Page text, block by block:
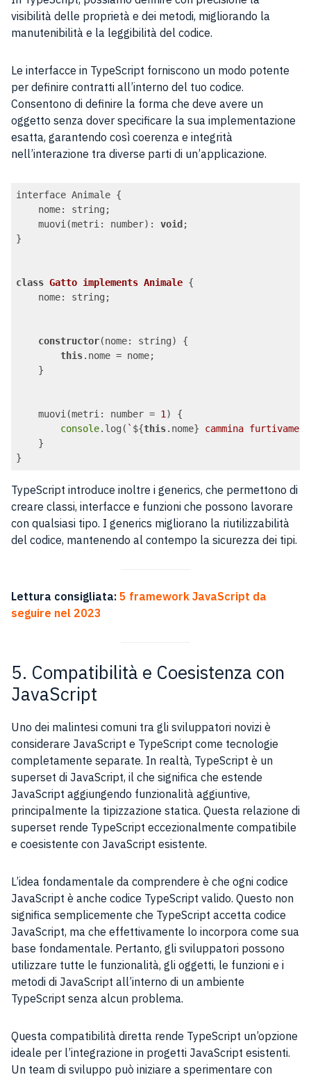
visibilità delle proprietà e dei metodi, migliorando la
manutenibilità e la leggibilità del codice.
Le interfacce in TypeScript forniscono un modo potente
per definire contratti all’interno del tuo codice.
Consentono di definire la forma che deve avere un
oggetto senza dover specificare la sua implementazione
esatta, garantendo così coerenza e integrità
nell’interazione tra diverse parti di un’applicazione.
interface Animale {
nome: string;
    muovi(metri: number):
void ;
}
class Gatto implements Animale {
nome: string;
constructor(nome: string) {
this.nome = nome;
    }
    muovi(metri: number =
1 ) {
console.log( ` ${this.nome} cammina
    }
TypeScript introduce inoltre i generics, che permettono di
creare classi, interfacce e funzioni che possono lavorare
con qualsiasi tipo. I generics migliorano la riutilizzabilità
del codice, mantenendo al contempo la sicurezza dei tipi.
Lettura consigliata: 5 framework JavaScript da
seguire nel 2023
5. Compatibilità e Coesistenza con
JavaScript
Uno dei malintesi comuni tra gli sviluppatori novizi è
considerare JavaScript e TypeScript come tecnologie
completamente separate. In realtà, TypeScript è un
superset di JavaScript, il che significa che estende
JavaScript aggiungendo funzionalità aggiuntive,
principalmente la tipizzazione statica. Questa relazione di
superset rende TypeScript eccezionalmente compatibile
e coesistente con JavaScript esistente.
L’idea fondamentale da comprendere è che ogni codice
JavaScript è anche codice TypeScript valido. Questo non
significa semplicemente che TypeScript accetta codice
JavaScript, ma che effettivamente lo incorpora come sua
base fondamentale. Pertanto, gli sviluppatori possono
utilizzare tutte le funzionalità, gli oggetti, le funzioni e i
metodi di JavaScript all’interno di un ambiente
TypeScript senza alcun problema.
Questa compatibilità diretta rende TypeScript un’opzione
ideale per l’integrazione in progetti JavaScript esistenti.
Un team di sviluppo può iniziare a sperimentare con